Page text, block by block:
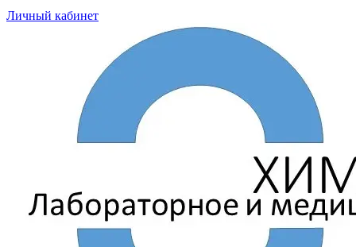
Личный кабинет